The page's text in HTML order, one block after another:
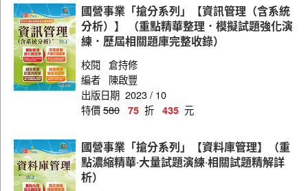
國營事業「搶分系列」【資訊管理（含系統
分析）】 （重點精華整理．模擬試題強化演
練．歷屆相關題庫完整收錄）
校閱 倉持修
編者
陳啟豐
出版日期 2023 / 10
特價580 75 折 435 元
國營事業「搶分系列」【資料庫管理】（重
點濃縮精華‧大量試題演練‧相關試題精解詳
析）